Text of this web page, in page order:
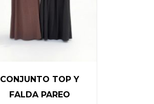
CONJUNTO TOP Y
FALDA PAREO